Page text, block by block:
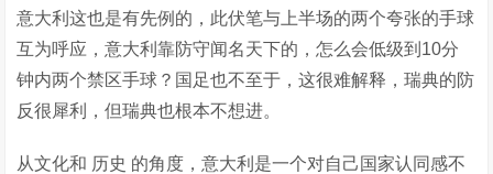
意大利这也是有先例的，此伏笔与上半场的两个夸张的手球
互为呼应，意大利靠防守闻名天下的，怎么会低级到10分
钟内两个禁区手球？国足也不至于，这很难解释，瑞典的防
反很犀利，但瑞典也根本不想进。
从文化和 历史 的角度，意大利是一个对自己国家认同感不